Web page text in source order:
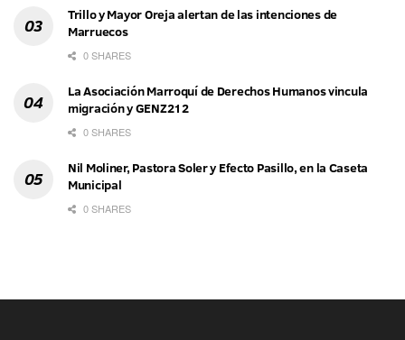
Trillo y Mayor Oreja alertan de las intenciones de
Marruecos
0 SHARES
La Asociación Marroquí de Derechos Humanos vincula
migración y GENZ212
0 SHARES
Nil Moliner, Pastora Soler y Efecto Pasillo, en la Caseta
Municipal
0 SHARES